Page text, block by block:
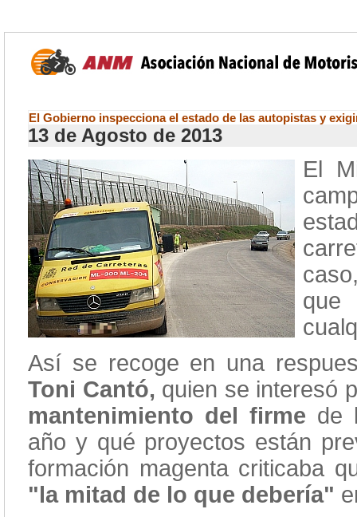
El Gobierno inspecciona el estado de las autopistas y
13 de Agosto de 2013
El
que
Así se recoge en una
Toni Cantó, quien se interesó
mantenimiento del firme de
año y qué proyectos están
formación magenta criticaba
"la mitad de lo que debería"